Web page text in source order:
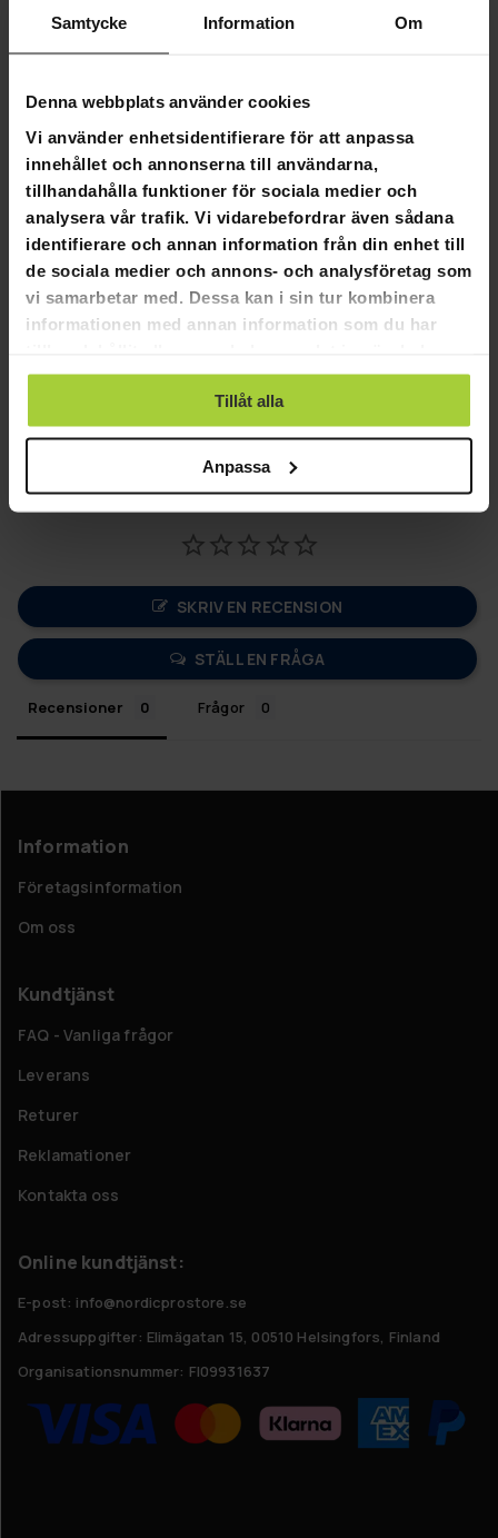
Samtycke Information Om
Denna webbplats använder cookies
Vi använder enhetsidentifierare för att anpassa
innehållet och annonserna till användarna,
tillhandahålla funktioner för sociala medier och
analysera vår trafik. Vi vidarebefordrar även sådana
identifierare och annan information från din enhet till
de sociala medier och annons- och analysföretag som
vi samarbetar med. Dessa kan i sin tur kombinera
informationen med annan information som du har
använt deras tjänster.
Tillåt alla
Anpassa
Flexibla betalningssätt
Swoop Elscooter batteri Urban 60V 12 Ah
Swoop Kruiser Urban Elscooter Batteri
Batteri: 60V 12Ah Litiumjon.
Räckvidd: Upp till 35 km på en laddning.
Laddningstid: 5-7 timmar.
sadel. Behåll HTML i texten.
SKRIV EN RECENSION
STÄLL EN FRÅGA
Recensioner Frågor
Information
Företagsinformation
Om oss
Kundtjänst
FAQ - Vanliga frågor
Leverans
Returer
Reklamationer
Kontakta oss
Online kundtjänst:
E-post: info@nordicprostore.se
Adressuppgifter: Elimägatan 15, 00510 Helsingfors, Finland
Organisationsnummer: FI09931637